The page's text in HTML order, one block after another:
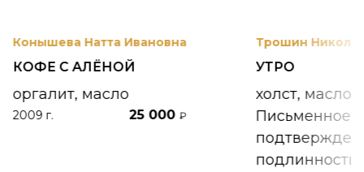
Конышева Натта Ивановна
КОФЕ С АЛЁНОЙ
оргалит, масло
2009 г. 25 000 ₽
Трошин
УТРО
холст, масло
Письменное
подлинности